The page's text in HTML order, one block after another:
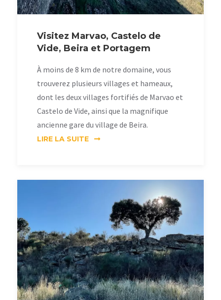
Visitez Marvao, Castelo de
Vide, Beira et Portagem
À moins de 8 km de notre domaine, vous
trouverez plusieurs villages et hameaux,
dont les deux villages fortifiés de Marvao et
Castelo de Vide, ainsi que la magnifique
ancienne gare du village de Beira.
LIRE LA SUITE